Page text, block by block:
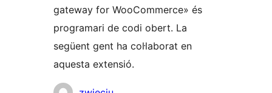
gateway for WooCommerce» és
programari de codi obert. La
següent gent ha col·laborat en
aquesta extensió.